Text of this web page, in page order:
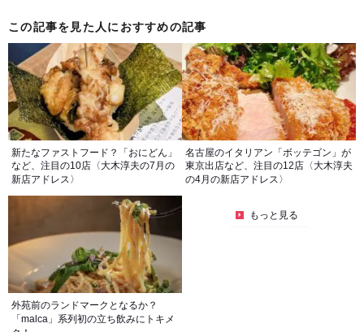
この記事を見た人におすすめの記事
新たなファストフード？「おにどん」
など、注目の10店〈大木淳夫の7月の
新店アドレス〉
名古屋のイタリアン「ボッテゴン」が
東京出店など、注目の12店〈大木淳夫
の4月の新店アドレス〉
外苑前のランドマークとなるか？
「malca」系列初の立ち飲みにトキメ
もっと見る